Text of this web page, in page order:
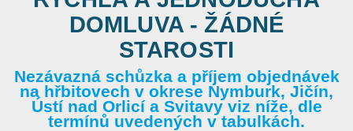
DOMLUVA - ŽÁDNÉ
STAROSTI
Nezávazná schůzka a příjem objednávek
na hřbitovech v okrese Nymburk, Jičín,
Ústí nad Orlicí a Svitavy viz níže, dle
termínů uvedených v tabulkách.